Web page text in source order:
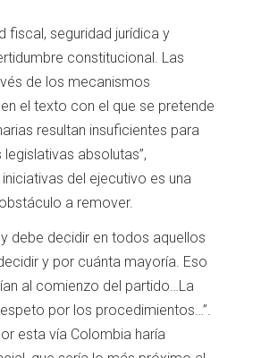
fiscal, seguridad jurídica y
constitucional. Las
de los mecanismos
el texto con el que se pretende
resultan insuficientes para
absolutas”,
del ejecutivo es una
a remover.
debe decidir en todos aquellos
y por cuánta mayoría. Eso
al comienzo del partido…La
por los procedimientos…”.
esta vía Colombia haría